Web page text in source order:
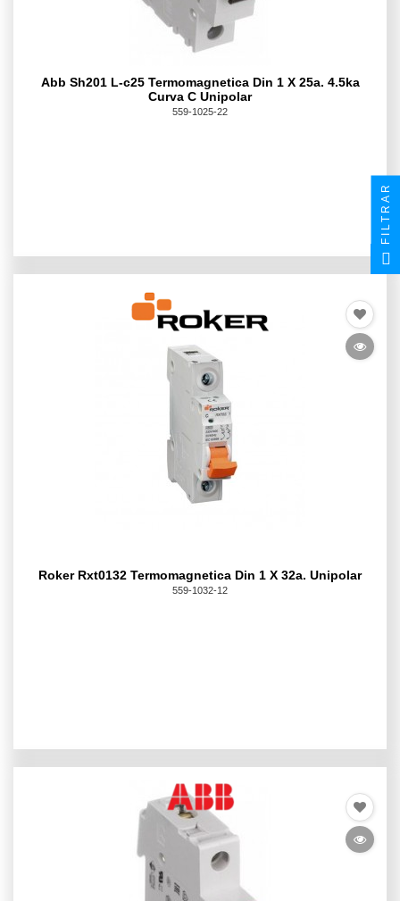
Abb Sh201 L-c25 Termomagnetica Din 1 X 25a. 4.5ka
Curva C Unipolar
559-1025-22
Roker Rxt0132 Termomagnetica Din 1 X 32a. Unipolar
559-1032-12
FILTRAR